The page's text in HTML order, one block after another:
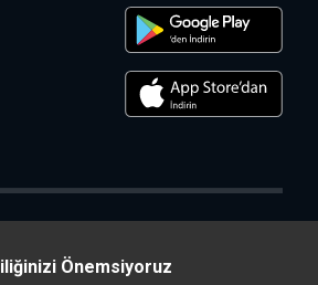
Önemsiyoruz